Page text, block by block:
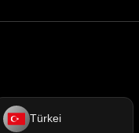
Türkei